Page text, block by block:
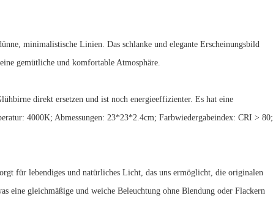
minimalistische Linien. Das schlanke und elegante Erscheinungsbild
gemütliche und komfortable Atmosphäre.
direkt ersetzen und ist noch energieeffizienter. Es hat eine
4000K; Abmessungen: 23*23*2.4cm; Farbwiedergabeindex: CRI > 80;
für lebendiges und natürliches Licht, das uns ermöglicht, die originalen
eine gleichmäßige und weiche Beleuchtung ohne Blendung oder Flackern